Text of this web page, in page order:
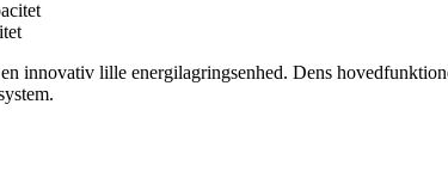
innovativ lille energilagringsenhed. Dens